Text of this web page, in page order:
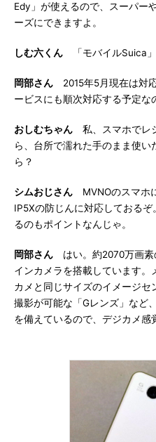
Edy」が使えるので、スーパー
ーズにできますよ。
しむ六くん 「モバイルSuica
岡部さん 2015年5月現在は対
ービスにも順次対応する予定な
おしむちゃん 私、スマホでレ
ら、台所で濡れた手のまま使
ら？
シムおじさん MVNOのスマホ
IP5Xの防じんに対応しておる
るのもポイントなんじゃ。
岡部さん はい。約2070万画素
インカメラを搭載しています
カメと同じサイズのイメージ
撮影が可能な「Gレンズ」など
を備えているので、デジカメ感